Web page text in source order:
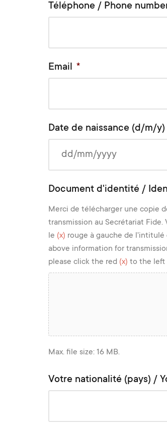
Téléphone / Phone
Email *
Date de naissance (d/m/
Document d'identité /
Merci de télécharger une copie
transmission au Secrétariat
le (x) rouge à gauche de l'intitulé
above information for
please click the red (x) to the left
Max. file size: 16 MB.
Votre nationalité (pays) /